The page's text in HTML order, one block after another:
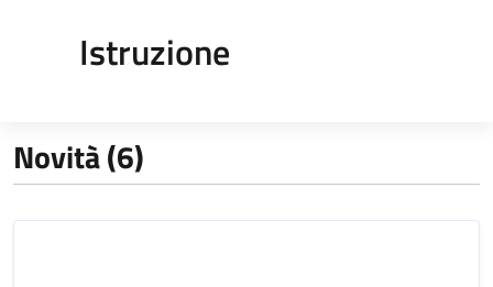
Istruzione
Novità (6)